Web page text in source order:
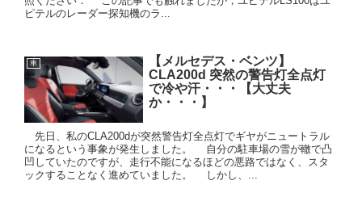
ピテルのレーダー探知機のラ...
車
【メルセデス・ベンツ】
CLA200d 突然の警告灯全点灯
で冷や汗・・・【大丈夫
か・・・】
先日、私のCLA200dが突然警告灯全点灯でギヤがニュートラル
になるという事象が発生しました。 自分の駐車場の雪が轍で凸
凹していたのですが、走行不能になるほどの悪路ではなく、スタ
ックすることなく進めていました。 しかし、...